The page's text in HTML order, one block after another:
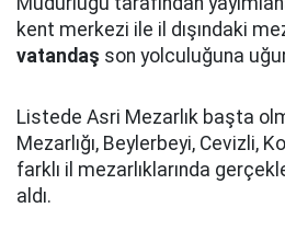
kent merkezi ile il dışındaki
vatandaş son yolculuğuna
Listede Asri Mezarlık başta
Mezarlığı, Beylerbeyi, Cevizli,
farklı il mezarlıklarında
aldı.